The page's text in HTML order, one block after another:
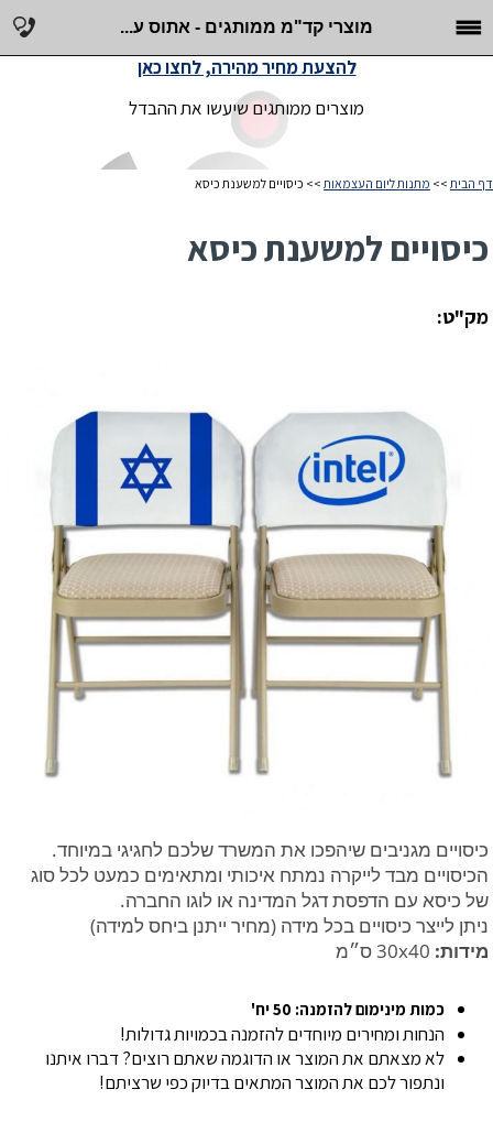
מוצרי קד"מ ממותגים - אתוס ע...
מוצרים ממותגים שיעשו את ההבדל
להצעת מחיר מהירה, לחצו כאן
דף הבית >> מתנות ליום העצמאות >> כיסויים למשענת כיסא
כיסויים למשענת כיסא
מק"ט:
כיסויים מגניבים שיהפכו את המשרד שלכם לחגיגי במיוחד.
הכיסויים מבד לייקרה נמתח איכותי ומתאימים כמעט לכל סוג
של כיסא עם הדפסת דגל המדינה או לוגו החברה.
ניתן לייצר כיסויים בכל מידה (מחיר ייתנן ביחס למידה)
מידות:
כמות מינימום להזמנה: 50 יח'
הנחות ומחירים מיוחדים להזמנה בכמויות גדולות!
לא מצאתם את המוצר או הדוגמה שאתם רוצים? דברו איתנו
ונתפור לכם את המוצר המתאים בדיוק כפי שרציתם!